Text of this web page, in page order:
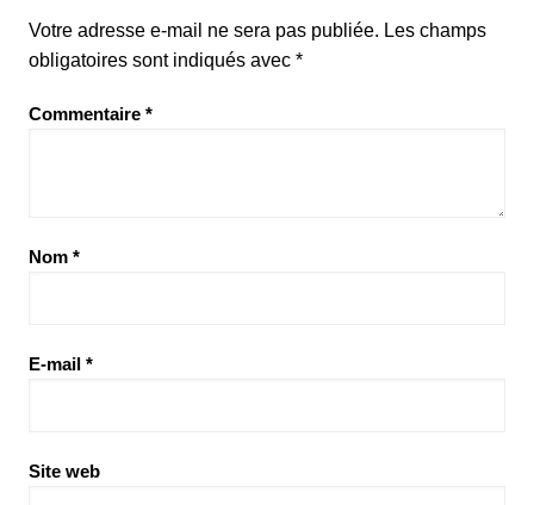
Votre adresse e-mail ne sera pas publiée. Les champs
obligatoires sont indiqués avec *
Commentaire *
Nom *
E-mail *
Site web